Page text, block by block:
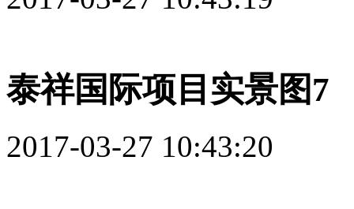
泰祥国际项目实景图7
2017-03-27 10:43:20